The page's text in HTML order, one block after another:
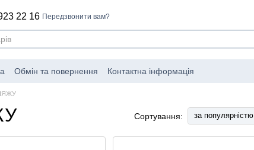
22 16 Передзвонити вам?
Обмін та повернення Контактна інформація
Сортування: за популярністю